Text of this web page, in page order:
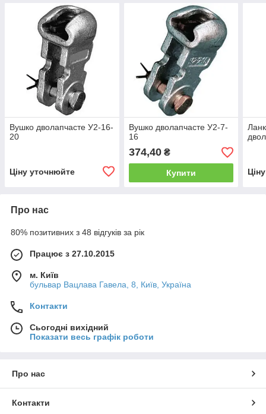
Вушко дволапчасте У2-16-
20
Ціну уточнюйте
Вушко дволапчасте У2-7-
16
374,40₴
Купити
Про нас
80% позитивних з 48 відгуків за рік
Працює з 27.10.2015
м. Київ
бульвар Вацлава Гавела, 8, Київ, Україна
Контакти
Сьогодні вихідний
Показати весь графік роботи
Про нас
Контакти